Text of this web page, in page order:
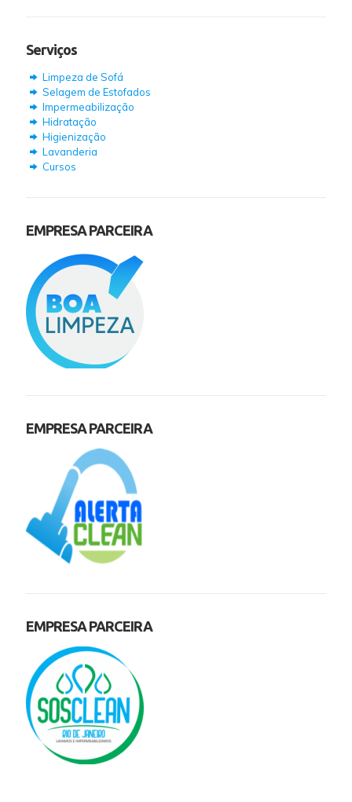
Serviços
Limpeza de Sofá
Selagem de Estofados
Impermeabilização
Hidratação
Higienização
Lavanderia
Cursos
EMPRESA PARCEIRA
EMPRESA PARCEIRA
EMPRESA PARCEIRA